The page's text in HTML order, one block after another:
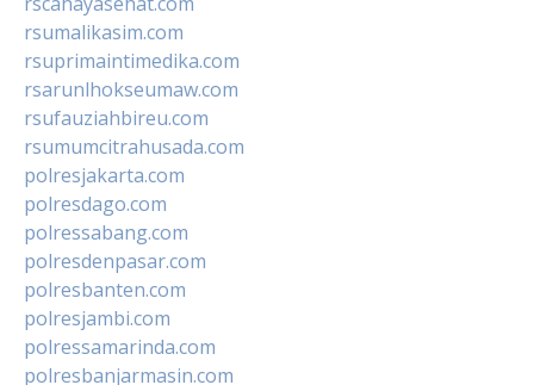
rsumalikasim.com
rsuprimaintimedika.com
rsarunlhokseumaw.com
rsufauziahbireu.com
rsumumcitrahusada.com
polresjakarta.com
polresdago.com
polressabang.com
polresdenpasar.com
polresbanten.com
polresjambi.com
polressamarinda.com
polresbanjarmasin.com